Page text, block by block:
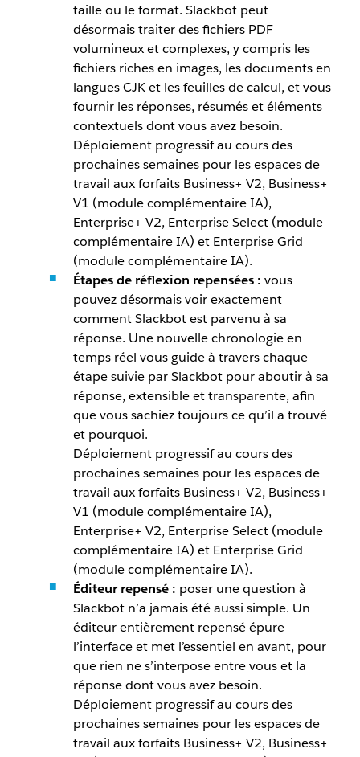
taille ou le format. Slackbot peut
désormais traiter des fichiers PDF
volumineux et complexes, y compris les
fichiers riches en images, les documents en
langues CJK et les feuilles de calcul, et vous
fournir les réponses, résumés et éléments
contextuels dont vous avez besoin.
Déploiement progressif au cours des
prochaines semaines pour les espaces de
travail aux forfaits Business+ V2, Business+
V1 (module complémentaire IA),
Enterprise+ V2, Enterprise Select (module
complémentaire IA) et Enterprise Grid
(module complémentaire IA).
Étapes de réflexion repensées : vous
pouvez désormais voir exactement
comment Slackbot est parvenu à sa
réponse. Une nouvelle chronologie en
temps réel vous guide à travers chaque
étape suivie par Slackbot pour aboutir à sa
réponse, extensible et transparente, afin
que vous sachiez toujours ce qu’il a trouvé
et pourquoi.
Déploiement progressif au cours des
prochaines semaines pour les espaces de
travail aux forfaits Business+ V2, Business+
V1 (module complémentaire IA),
Enterprise+ V2, Enterprise Select (module
complémentaire IA) et Enterprise Grid
(module complémentaire IA).
Éditeur repensé : poser une question à
Slackbot n’a jamais été aussi simple. Un
éditeur entièrement repensé épure
l’interface et met l’essentiel en avant, pour
que rien ne s’interpose entre vous et la
réponse dont vous avez besoin.
Déploiement progressif au cours des
prochaines semaines pour les espaces de
travail aux forfaits Business+ V2, Business+